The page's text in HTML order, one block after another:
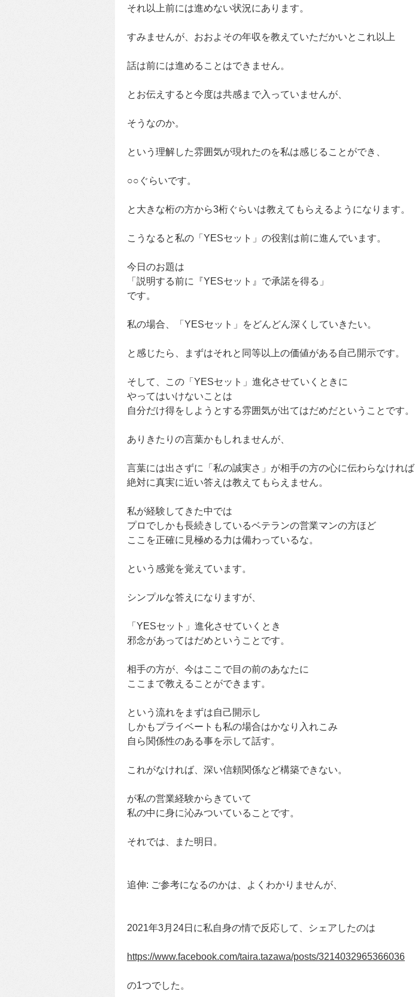
それ以上前には進めない状況にあります。
すみませんが、おおよその年収を教えていただかいとこれ以上
話は前には進めることはできません。
とお伝えすると今度は共感まで入っていませんが、
そうなのか。
という理解した雰囲気が現れたのを私は感じることができ、
○○ぐらいです。
と大きな桁の方から3桁ぐらいは教えてもらえるようになります。
こうなると私の「YESセット」の役割は前に進んでいます。
今日のお題は
「説明する前に『YESセット』で承諾を得る」
です。
私の場合、「YESセット」をどんどん深くしていきたい。
と感じたら、まずはそれと同等以上の価値がある自己開示です。
そして、この「YESセット」進化させていくときに
やってはいけないことは
自分だけ得をしようとする雰囲気が出てはだめだということです。
ありきたりの言葉かもしれませんが、
言葉には出さずに「私の誠実さ」が相手の方の心に伝わらなければ
絶対に真実に近い答えは教えてもらえません。
私が経験してきた中では
プロでしかも長続きしているベテランの営業マンの方ほど
ここを正確に見極める力は備わっているな。
という感覚を覚えています。
シンプルな答えになりますが、
「YESセット」進化させていくとき
邪念があってはだめということです。
相手の方が、今はここで目の前のあなたに
ここまで教えることができます。
という流れをまずは自己開示し
しかもプライベートも私の場合はかなり入れこみ
自ら関係性のある事を示して話す。
これがなければ、深い信頼関係など構築できない。
が私の営業経験からきていて
私の中に身に沁みついていることです。
それでは、また明日。
追伸: ご参考になるのかは、よくわかりませんが、
2021年3月24日に私自身の情で反応して、シェアしたのは
https://www.facebook.com/taira.tazawa/posts/3214032965366036
の1つでした。